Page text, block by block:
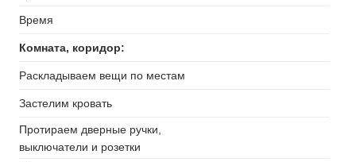
Время
Комната, коридор:
Раскладываем вещи по местам
Застелим кровать
Протираем дверные ручки,
выключатели и розетки